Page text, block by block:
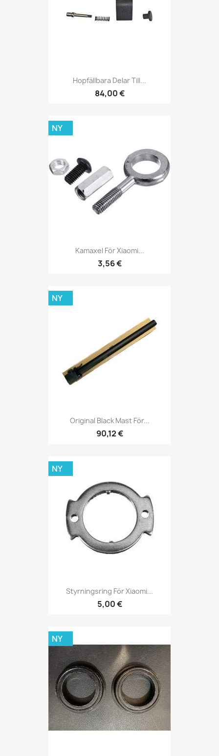
Hopfällbara Delar Till...
84,00 €
Kamaxel För Xiaomi...
3,56 €
NY
Original Black Mast För...
90,12 €
NY
Styrningsring För Xiaomi...
5,00 €
NY
NY